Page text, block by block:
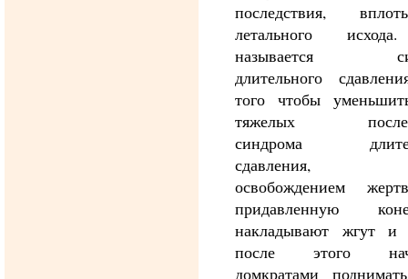
последствия,
летального
называется
длительного
того чтобы
тяжелых
синдрома
сдавления,
освобождением
придавленную
накладывают жгут и
после этого
домкратами